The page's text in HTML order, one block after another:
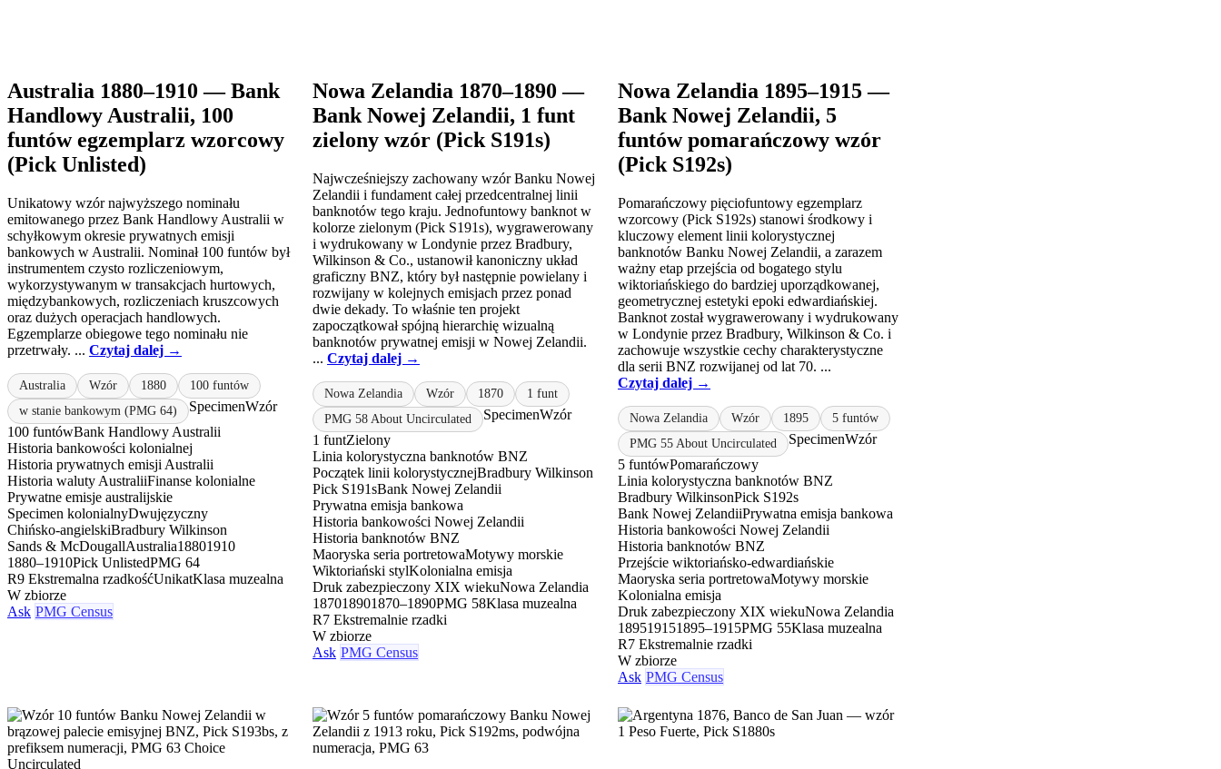
Australia 1880–1910 — Bank
Handlowy Australii, 100
funtów egzemplarz wzorcowy
(Pick Unlisted)
Unikatowy wzór najwyższego nominału
emitowanego przez Bank Handlowy Australii w
schyłkowym okresie prywatnych emisji
bankowych w Australii. Nominał 100 funtów był
instrumentem czysto rozliczeniowym,
wykorzystywanym w transakcjach hurtowych,
międzybankowych, rozliczeniach kruszcowych
oraz dużych operacjach handlowych.
Egzemplarze obiegowe tego nominału nie
przetrwały. ... Czytaj dalej →
Australia Wzór 1880
100 funtów
w stanie bankowym (PMG 64)
SpecimenWzór
100 funtówBank Handlowy Australii
Historia bankowości kolonialnej
Historia prywatnych emisji Australii
Historia waluty AustraliiFinanse kolonialne
Prywatne emisje australijskie
Specimen kolonialnyDwujęzyczny
Chińsko-angielskiBradbury Wilkinson
Sands & McDougallAustralia18801910
1880–1910Pick UnlistedPMG 64
R9 Ekstremalna rzadkośćUnikatKlasa muzealna
W zbiorze
Ask PMG Census
Nowa Zelandia 1870–1890 —
Bank Nowej Zelandii, 1 funt
zielony wzór (Pick S191s)
Najwcześniejszy zachowany wzór Banku Nowej
Zelandii i fundament całej przedcentralnej linii
banknotów tego kraju. Jednofuntowy banknot w
kolorze zielonym (Pick S191s), wygrawerowany
i wydrukowany w Londynie przez Bradbury,
Wilkinson & Co., ustanowił kanoniczny układ
graficzny BNZ, który był następnie powielany i
rozwijany w kolejnych emisjach przez ponad
dwie dekady. To właśnie ten projekt
zapoczątkował spójną hierarchię wizualną
banknotów prywatnej emisji w Nowej Zelandii.
... Czytaj dalej →
Nowa Zelandia Wzór 1870
1 funt
PMG 58 About Uncirculated
SpecimenWzór
1 funtZielony
Linia kolorystyczna banknotów BNZ
Początek linii kolorystycznejBradbury Wilkinson
Pick S191sBank Nowej Zelandii
Prywatna emisja bankowa
Historia bankowości Nowej Zelandii
Historia banknotów BNZ
Maoryska seria portretowaMotywy morskie
Wiktoriański stylKolonialna emisja
Druk zabezpieczony XIX wiekuNowa Zelandia
187018901870–1890PMG 58Klasa muzealna
R7 Ekstremalnie rzadki
W zbiorze
Ask PMG Census
Nowa Zelandia 1895–1915 —
Bank Nowej Zelandii, 5
funtów pomarańczowy wzór
(Pick S192s)
Pomarańczowy pięciofuntowy egzemplarz
wzorcowy (Pick S192s) stanowi środkowy i
kluczowy element linii kolorystycznej
banknotów Banku Nowej Zelandii, a zarazem
ważny etap przejścia od bogatego stylu
wiktoriańskiego do bardziej uporządkowanej,
geometrycznej estetyki epoki edwardiańskiej.
Banknot został wygrawerowany i wydrukowany
w Londynie przez Bradbury, Wilkinson & Co. i
zachowuje wszystkie cechy charakterystyczne
dla serii BNZ rozwijanej od lat 70. ...
Czytaj dalej →
Nowa Zelandia Wzór 1895
5 funtów
PMG 55 About Uncirculated
SpecimenWzór
5 funtówPomarańczowy
Linia kolorystyczna banknotów BNZ
Bradbury WilkinsonPick S192s
Bank Nowej ZelandiiPrywatna emisja bankowa
Historia bankowości Nowej Zelandii
Historia banknotów BNZ
Przejście wiktoriańsko-edwardiańskie
Maoryska seria portretowaMotywy morskie
Kolonialna emisja
Druk zabezpieczony XIX wiekuNowa Zelandia
189519151895–1915PMG 55Klasa muzealna
R7 Ekstremalnie rzadki
W zbiorze
Ask PMG Census